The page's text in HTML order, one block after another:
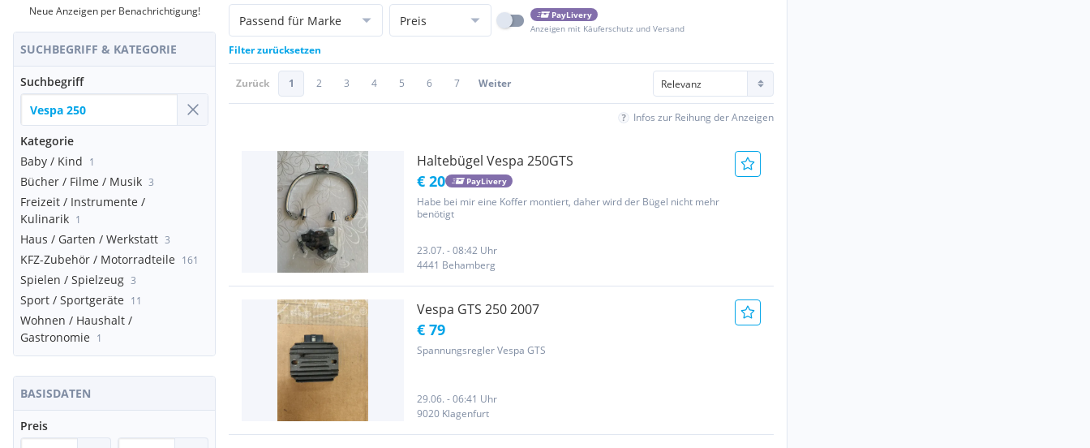
Neue Anzeigen per Benachrichtigung!
SUCHBEGRIFF & KATEGORIE
Suchbegriff
Kategorie
Baby / Kind 1
Bücher / Filme / Musik 3
Freizeit / Instrumente /
Kulinarik 1
Haus / Garten / Werkstatt 3
KFZ-Zubehör / Motorradteile 161
Spielen / Spielzeug 3
Sport / Sportgeräte 11
Wohnen / Haushalt /
Gastronomie 1
BASISDATEN
Preis
Passend für Marke Preis
PayLivery
Anzeigen mit Käuferschutz und Versand
Filter zurücksetzen
Zurück 1 2 3 4 5 6 7 Weiter
Infos zur Reihung der Anzeigen
Haltebügel Vespa 250GTS
€ 20 PayLivery
Habe bei mir eine Koffer montiert, daher wird der Bügel nicht mehr
benötigt
23.07. - 08:42 Uhr
4441 Behamberg
Vespa GTS 250 2007
€ 79
Spannungsregler Vespa GTS
29.06. - 06:41 Uhr
9020 Klagenfurt